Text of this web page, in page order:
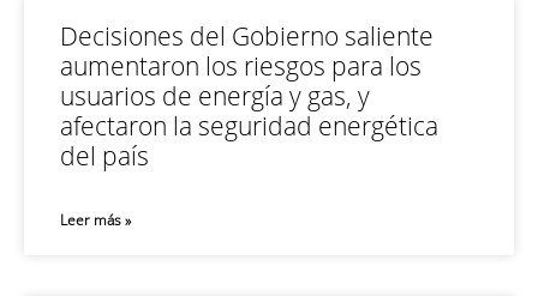
Decisiones del Gobierno saliente
aumentaron los riesgos para los
usuarios de energía y gas, y
afectaron la seguridad energética
del país
Leer más »